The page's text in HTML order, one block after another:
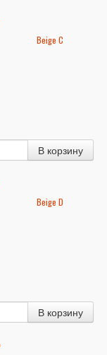
Beige C
Beige D